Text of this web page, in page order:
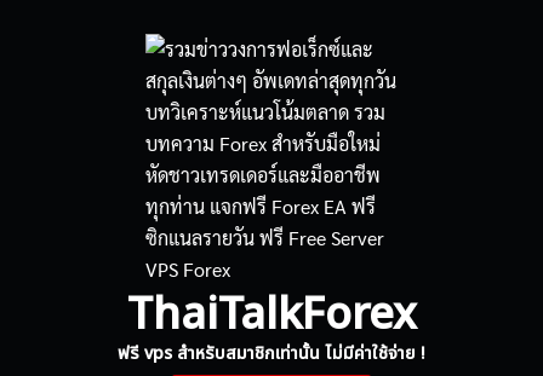
ThaiTalkForex
ฟรี vps สำหรับสมาชิกเท่านั้น ไม่มีค่าใช้จ่าย !